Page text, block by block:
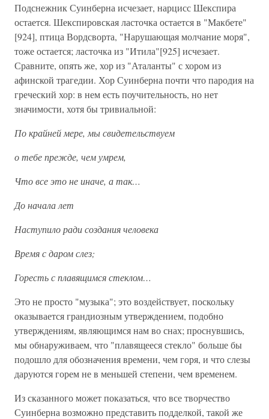
Подснежник Суинберна исчезает, нарцисс Шекспира
остается. Шекспировская ласточка остается в "Макбете"
[924], птица Вордсворта, "Нарушающая молчание моря",
тоже остается; ласточка из "Итила"[925] исчезает.
Сравните, опять же, хор из "Аталанты" с хором из
афинской трагедии. Хор Суинберна почти что пародия на
греческий хор: в нем есть поучительность, но нет
значимости, хотя бы тривиальной:
По крайней мере, мы свидетельствуем
о тебе прежде, чем умрем,
Что все это не иначе, а так…
До начала лет
Наступило ради создания человека
Время с даром слез;
Горесть с плавящимся стеклом…
Это не просто "музыка"; это воздействует, поскольку
оказывается грандиозным утверждением, подобно
утверждениям, являющимся нам во снах; проснувшись,
мы обнаруживаем, что "плавящееся стекло" больше бы
подошло для обозначения времени, чем горя, и что слезы
даруются горем не в меньшей степени, чем временем.
Из сказанного может показаться, что все творчество
Суинберна возможно представить подделкой, такой же